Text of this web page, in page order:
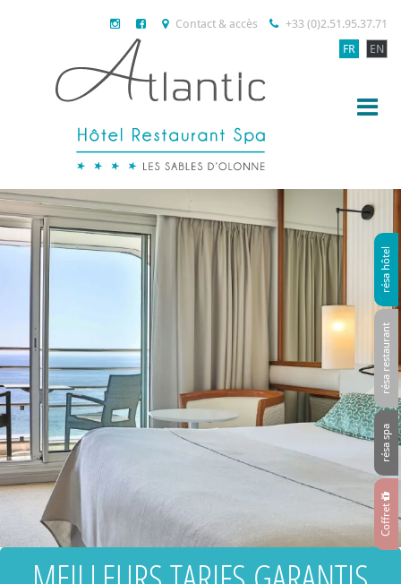
Coffret
résa spa
résa restaurant
résa hôtel
Contact & accès
+33 (0)2.51.95.37.71
FR
EN